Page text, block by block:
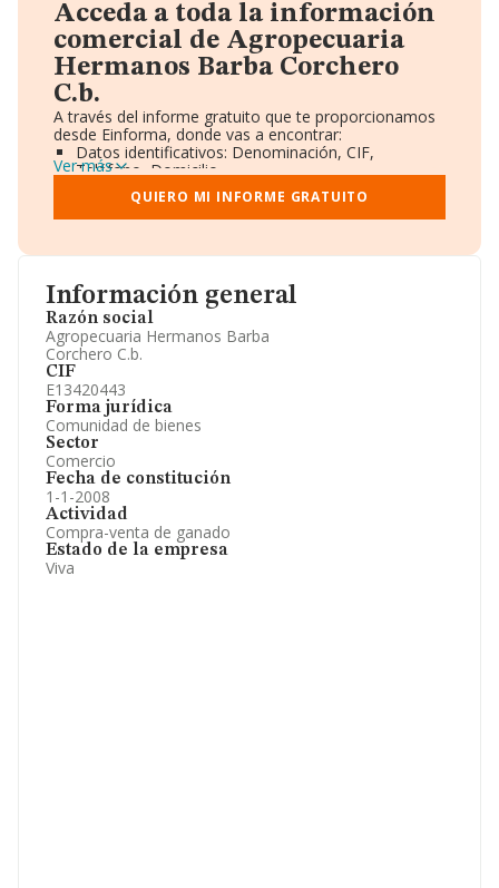
Información general
Razón social
Agropecuaria Hermanos Barba
Corchero C.b.
CIF
E13420443
Forma jurídica
Comunidad de bienes
Sector
Comercio
Fecha de constitución
1-1-2008
Actividad
Compra-venta de ganado
Estado de la empresa
Viva
Acceda a toda la información
comercial de Agropecuaria
Hermanos Barba Corchero
C.b.
A través del informe gratuito que te proporcionamos
desde Einforma, donde vas a encontrar:
Datos identificativos: Denominación, CIF,
Teléfono, Domicilio.
Informe Mercantil Completo (BORME).
Gráficos de Evolución Ventas y Empleados.
Consejo de Administración y Administradores.
Accionistas.
Artículos de prensa publicados sobre la empresa.
Información oficial y registral complementaria.
Ver más
QUIERO MI INFORME GRATUITO